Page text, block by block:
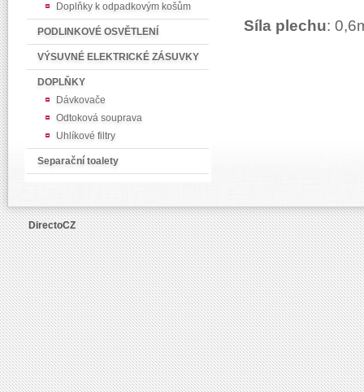
Doplňky k odpadkovým košům
PODLINKOVÉ OSVĚTLENÍ
VÝSUVNÉ ELEKTRICKÉ ZÁSUVKY
DOPLŇKY
Dávkovače
Odtoková souprava
Uhlíkové filtry
Separační toalety
Síla plechu:
DirectoCZ